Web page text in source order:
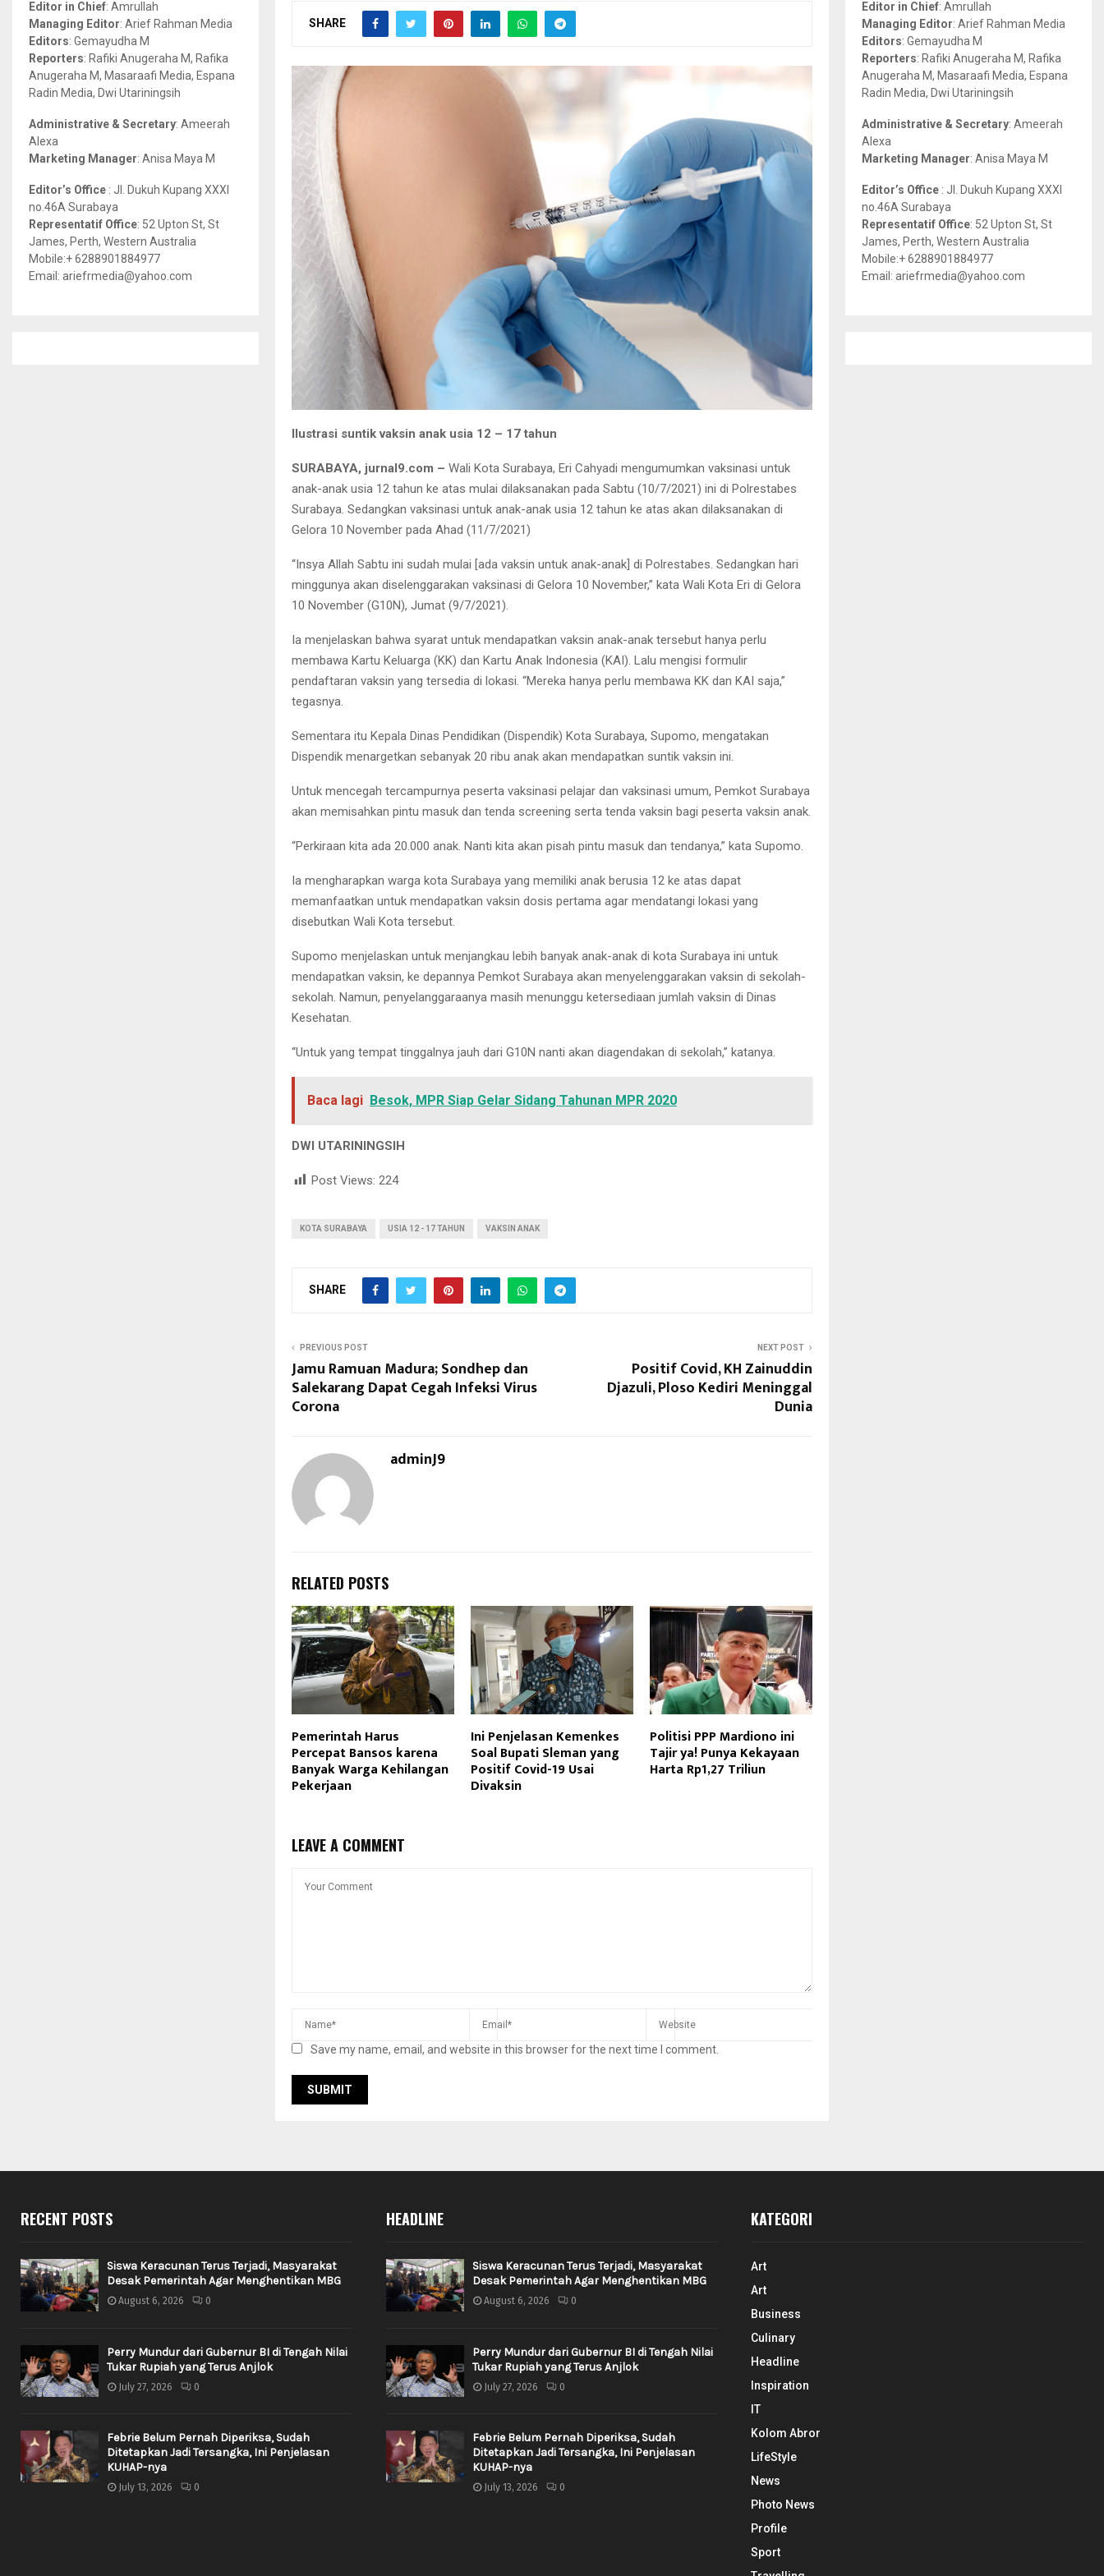
SHARE
Ilustrasi suntik vaksin anak usia 12 – 17 tahun
SURABAYA, jurnal9.com – Wali Kota Surabaya, Eri Cahyadi mengumumkan vaksinasi untuk
anak-anak usia 12 tahun ke atas mulai dilaksanakan pada Sabtu (10/7/2021) ini di Polrestabes
Surabaya. Sedangkan vaksinasi untuk anak-anak usia 12 tahun ke atas akan dilaksanakan di
Gelora 10 November pada Ahad (11/7/2021)
“Insya Allah Sabtu ini sudah mulai [ada vaksin untuk anak-anak] di Polrestabes. Sedangkan hari
minggunya akan diselenggarakan vaksinasi di Gelora 10 November,” kata Wali Kota Eri di Gelora
10 November (G10N), Jumat (9/7/2021).
Ia menjelaskan bahwa syarat untuk mendapatkan vaksin anak-anak tersebut hanya perlu
membawa Kartu Keluarga (KK) dan Kartu Anak Indonesia (KAI). Lalu mengisi formulir
pendaftaran vaksin yang tersedia di lokasi. “Mereka hanya perlu membawa KK dan KAI saja,”
tegasnya.
Sementara itu Kepala Dinas Pendidikan (Dispendik) Kota Surabaya, Supomo, mengatakan
Dispendik menargetkan sebanyak 20 ribu anak akan mendapatkan suntik vaksin ini.
Untuk mencegah tercampurnya peserta vaksinasi pelajar dan vaksinasi umum, Pemkot Surabaya
akan memisahkan pintu masuk dan tenda screening serta tenda vaksin bagi peserta vaksin anak.
“Perkiraan kita ada 20.000 anak. Nanti kita akan pisah pintu masuk dan tendanya,” kata Supomo.
Ia mengharapkan warga kota Surabaya yang memiliki anak berusia 12 ke atas dapat
memanfaatkan untuk mendapatkan vaksin dosis pertama agar mendatangi lokasi yang
disebutkan Wali Kota tersebut.
Supomo menjelaskan untuk menjangkau lebih banyak anak-anak di kota Surabaya ini untuk
mendapatkan vaksin, ke depannya Pemkot Surabaya akan menyelenggarakan vaksin di sekolah-
sekolah. Namun, penyelanggaraanya masih menunggu ketersediaan jumlah vaksin di Dinas
Kesehatan.
“Untuk yang tempat tinggalnya jauh dari G10N nanti akan diagendakan di sekolah,” katanya.
Baca lagi Besok, MPR Siap Gelar Sidang Tahunan MPR 2020
DWI UTARININGSIH
Post Views: 224
KOTA SURABAYA USIA 12 - 17 TAHUN VAKSIN ANAK
SHARE
PREVIOUS POST
Jamu Ramuan Madura; Sondhep dan
Salekarang Dapat Cegah Infeksi Virus
Corona
NEXT POST
Positif Covid, KH Zainuddin
Djazuli, Ploso Kediri Meninggal
Dunia
adminJ9
RELATED POSTS
Pemerintah Harus
Percepat Bansos karena
Banyak Warga Kehilangan
Pekerjaan
Ini Penjelasan Kemenkes
Soal Bupati Sleman yang
Positif Covid-19 Usai
Divaksin
Politisi PPP Mardiono ini
Tajir ya! Punya Kekayaan
Harta Rp1,27 Triliun
LEAVE A COMMENT
Save my name, email, and website in this browser for the next time I comment.
r
:
R
H
Editor in Chief: Amrullah
Managing Editor: Arief Rahman Media
Editors: Gemayudha M
Reporters: Rafiki Anugeraha M, Rafika
Anugeraha M, Masaraafi Media, Espana
Radin Media, Dwi Utariningsih
Administrative & Secretary: Ameerah
Alexa
Marketing Manager: Anisa Maya M
Editor’s Office : Jl. Dukuh Kupang XXXI
no.46A Surabaya
Representatif Office: 52 Upton St, St
James, Perth, Western Australia
Mobile:+ 6288901884977
Email: ariefrmedia@yahoo.com
r
:
R
H
Editor in Chief: Amrullah
Managing Editor: Arief Rahman Media
Editors: Gemayudha M
Reporters: Rafiki Anugeraha M, Rafika
Anugeraha M, Masaraafi Media, Espana
Radin Media, Dwi Utariningsih
Administrative & Secretary: Ameerah
Alexa
Marketing Manager: Anisa Maya M
Editor’s Office : Jl. Dukuh Kupang XXXI
no.46A Surabaya
Representatif Office: 52 Upton St, St
James, Perth, Western Australia
Mobile:+ 6288901884977
Email: ariefrmedia@yahoo.com
RECENT POSTS
Siswa Keracunan Terus Terjadi, Masyarakat
Desak Pemerintah Agar Menghentikan MBG
August 6, 2026 0
Perry Mundur dari Gubernur BI di Tengah Nilai
Tukar Rupiah yang Terus Anjlok
July 27, 2026 0
Febrie Belum Pernah Diperiksa, Sudah
Ditetapkan Jadi Tersangka, Ini Penjelasan
KUHAP-nya
July 13, 2026 0
HEADLINE
Siswa Keracunan Terus Terjadi, Masyarakat
Desak Pemerintah Agar Menghentikan MBG
August 6, 2026 0
Perry Mundur dari Gubernur BI di Tengah Nilai
Tukar Rupiah yang Terus Anjlok
July 27, 2026 0
Febrie Belum Pernah Diperiksa, Sudah
Ditetapkan Jadi Tersangka, Ini Penjelasan
KUHAP-nya
July 13, 2026 0
KATEGORI
Art
Art
Business
Culinary
Headline
Inspiration
IT
Kolom Abror
LifeStyle
News
Photo News
Profile
Sport